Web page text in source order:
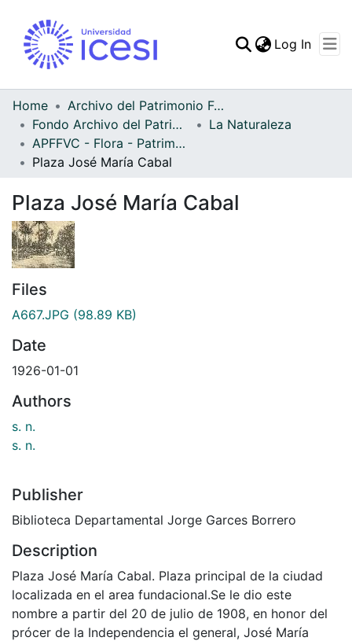
Statistics
Log In
Home
Archivo del Patrimonio Fotográfico y Fílmico del Valle del Cauca
Fondo Archivo del Patrimonio Fotográfico y Fílmico del Valle del Cauca
La Naturaleza
APFFVC - Flora - Patrimonial
Plaza José María Cabal
Plaza José María Cabal
Files
A667.JPG (98.89 KB)
Date
1926-01-01
Authors
s. n.
s. n.
Publisher
Biblioteca Departamental Jorge Garces Borrero
Description
Plaza José María Cabal. Plaza principal de la ciudad
localizada en el area fundacional.Se le dio este
nombre a partir del 20 de julio de 1908, en honor del
prócer de la Independencia el general, José María